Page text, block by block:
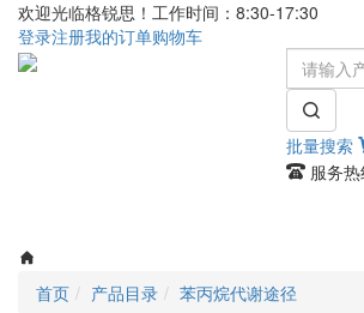
欢迎光临格锐思！工作时间：8:30-17:30
登录注册我的订单购物车
批量搜索
服务
首页 产品目录 苯丙烷代谢途径